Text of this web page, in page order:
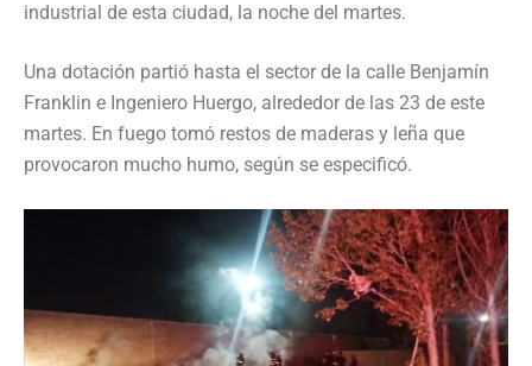
industrial de esta ciudad, la noche del martes.
Una dotación partió hasta el sector de la calle Benjamín
Franklin e Ingeniero Huergo, alrededor de las 23 de este
martes. En fuego tomó restos de maderas y leña que
provocaron mucho humo, según se especificó.